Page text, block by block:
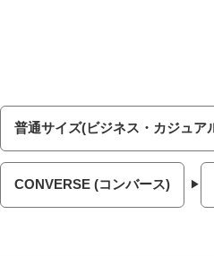
普通サイズ(ビジネス・カジュア
CONVERSE (コンバース)